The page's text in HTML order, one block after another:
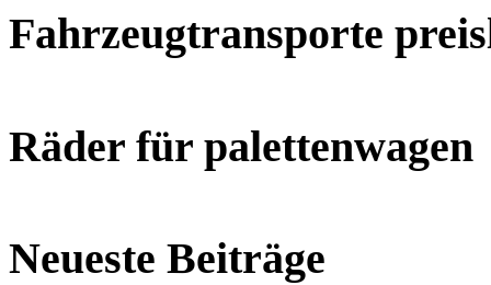
Fahrzeugtransporte
Räder für palettenwagen
Neueste Beiträge